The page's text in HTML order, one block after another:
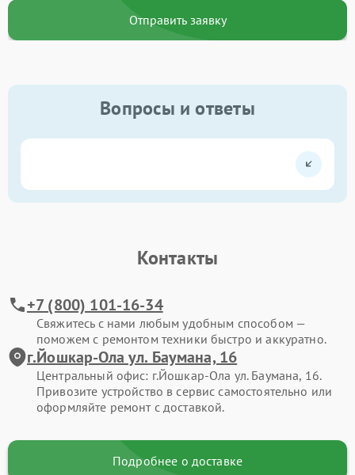
Отправить заявку
Вопросы и ответы
Контакты
+7 (800) 101-16-34
Свяжитесь с нами любым удобным способом —
поможем с ремонтом техники быстро и аккуратно.
г.Йошкар-Ола ул. Баумана, 16
Центральный офис: г.Йошкар-Ола ул. Баумана, 16.
Привозите устройство в сервис самостоятельно или
оформляйте ремонт с доставкой.
Подробнее о доставке